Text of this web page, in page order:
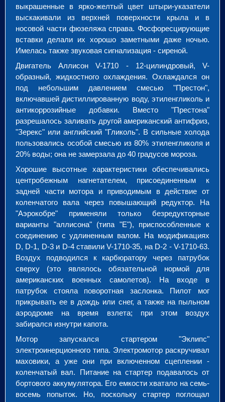
выкрашенные в ярко-желтый цвет штыри-указатели
выскакивали из верхней поверхности крыла и в
носовой части фюзеляжа справа. Фосфоресцирующие
вставки делали их хорошо заметными даже ночью.
Имелась также звуковая сигнализация - сиреной.
Двигатель Аллисон V-1710 - 12-цилиндровый, V-
образный, жидкостного охлаждения. Охлаждался он
под небольшим давлением смесью "Престон",
включавшей дистиллированную воду, этиленгликоль и
антикоррозийные добавки. Вместо "Престона"
разрешалось заливать другой американский антифриз,
"Зерекс" или английский "Гликоль". В сильные холода
пользовались особой смесью из 80% этиленгликоля и
20% воды; она не замерзала до 40 градусов мороза.
Хорошие высотные характеристики обеспечивались
центробежным нагнетателем, присоединенным к
задней части мотора и приводимым в действие от
коленчатого вала через повышающий редуктор. На
"Аэрокобре" применяли только безредукторные
варианты "аллисона" (типа "Е"), приспособленные к
соединению с удлиненным валом. На модификациях
D, D-1, D-3 и D-4 ставили V-1710-35, на D-2 - V-1710-63.
Воздух подводился к карбюратору через патрубок
сверху (это являлось обязательной нормой для
американских военных самолетов). На входе в
патрубок стояла поворотная заслонка. Пилот мог
прикрывать ее в дождь или снег, а также на пыльном
аэродроме на время взлета; при этом воздух
забирался изнутри капота.
Мотор запускался стартером "Эклипс"
электроинерционного типа. Электромотор раскручивал
маховики, а уже они при включенном сцеплении -
коленчатый вал. Питание на стартер подавалось от
бортового аккумулятора. Его емкости хватало на семь-
восемь попыток. Но, поскольку стартер поглощал